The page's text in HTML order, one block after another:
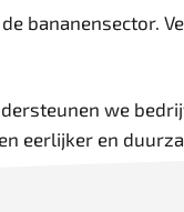
bananensector.
we
eerlijker en